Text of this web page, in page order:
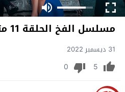
مسلسل الفخ الحلقة 11 مترجم
31 ديسمبر 2022
5
0